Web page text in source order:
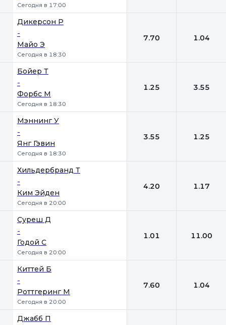
Сегодня в 17:00
Дикерсон Р
-
Майо Э
Сегодня в 18:30
7.70 1.04
Бойер Т
-
Форбс М
Сегодня в 18:30
1.25 3.55
Мэннинг У
-
Янг Гэвин
Сегодня в 18:30
3.55 1.25
Хильдербранд Т
-
Ким Эйден
Сегодня в 20:00
4.20 1.17
Суреш Д
-
Годой С
Сегодня в 20:00
1.01 11.00
Киттей Б
-
Роттгеринг М
Сегодня в 20:00
7.60 1.04
Джабб П